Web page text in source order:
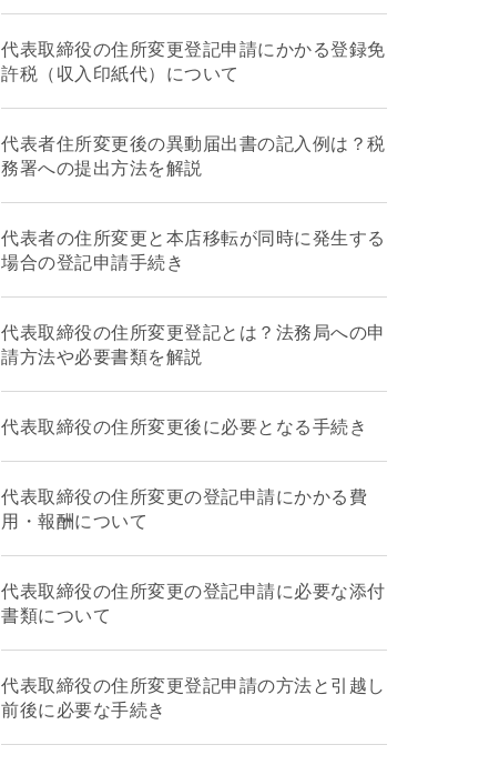
代表取締役の住所変更登記申請にかかる登録免
許税（収入印紙代）について
代表者住所変更後の異動届出書の記入例は？税
務署への提出方法を解説
代表者の住所変更と本店移転が同時に発生する
場合の登記申請手続き
代表取締役の住所変更登記とは？法務局への申
請方法や必要書類を解説
代表取締役の住所変更後に必要となる手続き
代表取締役の住所変更の登記申請にかかる費
用・報酬について
代表取締役の住所変更の登記申請に必要な添付
書類について
代表取締役の住所変更登記申請の方法と引越し
前後に必要な手続き